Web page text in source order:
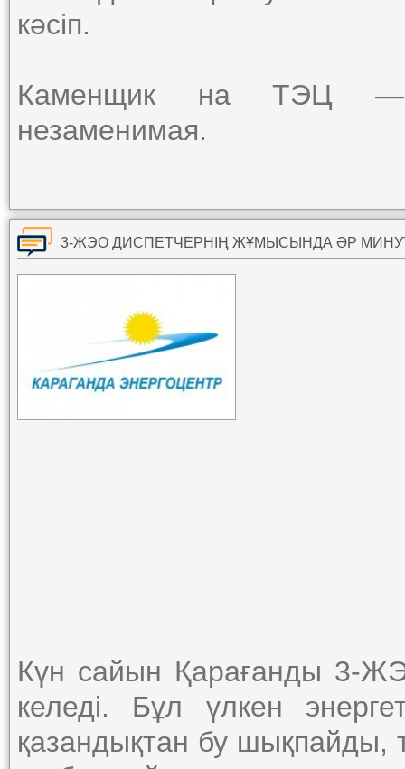
кәсіп.
Каменщик на ТЭЦ —
незаменимая.
3-ЖЭО ДИСПЕТЧЕРНІҢ ЖҰМЫСЫНДА ӘР
Күн сайын Қарағанды 3-
келеді. Бұл үлкен
қазандықтан бу